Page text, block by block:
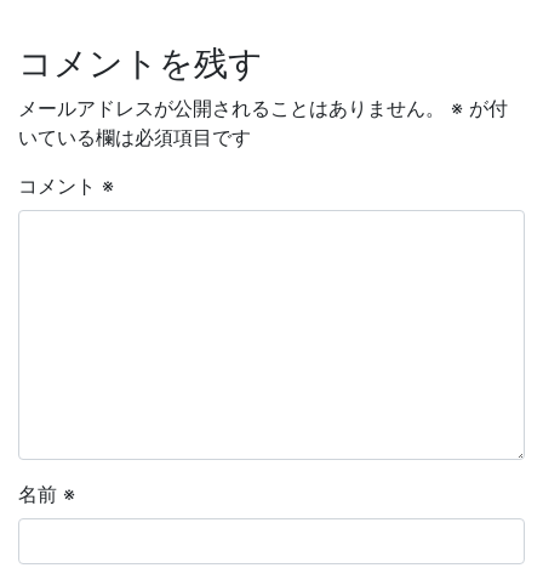
コメントを残す
メールアドレスが公開されることはありません。 ※ が付
いている欄は必須項目です
コメント ※
名前 ※